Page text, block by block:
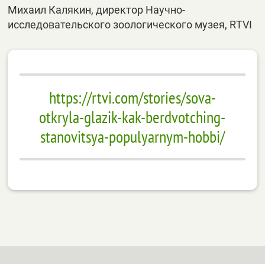
Михаил Калякин, директор Научно-
исследовательского зоологического музея, RTVI
https://rtvi.com/stories/sova-
otkryla-glazik-kak-berdvotching-
stanovitsya-populyarnym-hobbi/